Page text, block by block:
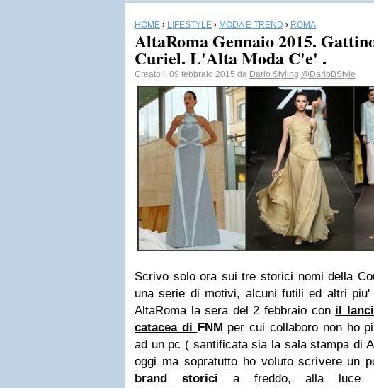
HOME › LIFESTYLE › MODA E TREND › ROMA
AltaRoma Gennaio 2015.
Curiel. L'Alta Moda C'e' .
Creato il 09 febbraio 2015 da Dario Styling @DarioBStyle
Scrivo solo ora sui tre storici nomi della
una serie di motivi, alcuni futili ed altri piu'
AltaRoma la sera del 2 febbraio con il
catacea di FNM per cui collaboro non ho
ad un pc ( santificata sia la sala stampa di
oggi ma sopratutto ho voluto scrivere un
brand storici a freddo, alla luce